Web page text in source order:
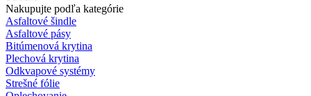
Nakupujte podľa kategórie
Asfaltové šindle
Asfaltové pásy
Bitúmenová krytina
Plechová krytina
Odkvapové systémy
Strešné fólie